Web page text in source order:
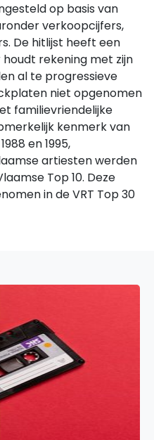
op basis van
verkoopcijfers,
De hitlijst heeft een
rekening met zijn
al te progressieve
niet opgenomen
familievriendelijke
kenmerk van
en 1995,
artiesten werden
Top 10. Deze
in de VRT Top 30